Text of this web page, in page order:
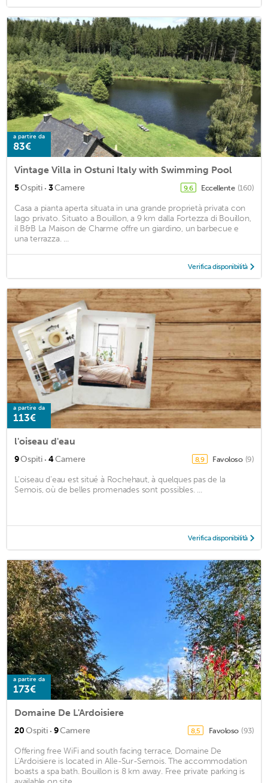
a partire da
83€
Vintage Villa in Ostuni Italy with Swimming Pool
5Ospiti · 3Camere 9,6 Eccellente (160)
Casa a pianta aperta situata in una grande proprietà privata con
lago privato. Situato a Bouillon, a 9 km dalla Fortezza di Bouillon,
il B&B La Maison de Charme offre un giardino, un barbecue e
una terrazza. ...
Verifica disponibilità
a partire da
113€
l'oiseau d'eau
9Ospiti · 4Camere 8,9 Favoloso (9)
L'oiseau d’eau est situé à Rochehaut, à quelques pas de la
Semois, où de belles promenades sont possibles. ...
Verifica disponibilità
a partire da
173€
Domaine De L'Ardoisiere
20Ospiti · 9Camere 8,5 Favoloso (93)
Offering free WiFi and south facing terrace, Domaine De
L'Ardoisiere is located in Alle-Sur-Semois. The accommodation
boasts a spa bath. Bouillon is 8 km away. Free private parking is